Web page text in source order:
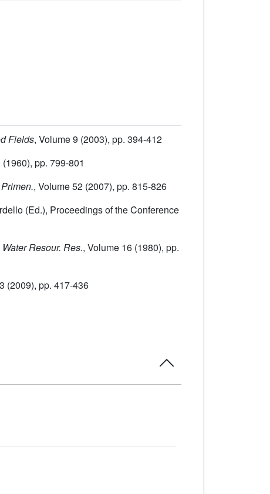
Fields, Volume 9 (2003), pp. 394-412
(1960), pp. 799-801
, Volume 52 (2007), pp. 815-826
(Ed.), Proceedings of the Conference
Water Resour. Res., Volume 16 (1980), pp.
(2009), pp. 417-436